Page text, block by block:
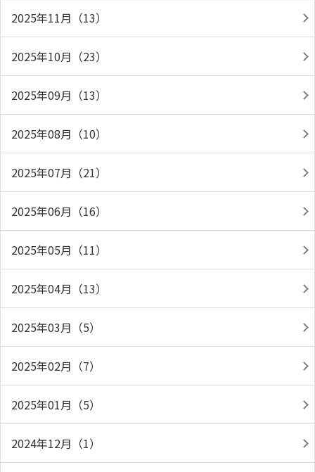
2025年11月（13）
2025年10月（23）
2025年09月（13）
2025年08月（10）
2025年07月（21）
2025年06月（16）
2025年05月（11）
2025年04月（13）
2025年03月（5）
2025年02月（7）
2025年01月（5）
2024年12月（1）